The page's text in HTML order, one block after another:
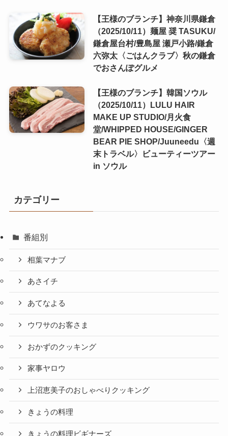
【王様のブランチ】神奈川県鎌倉
（2025/10/11）麺屋 奨 TASUKU/
鎌倉屋台村/豊島屋 瀬戸小路/鎌倉
六弥太〈ごはんクラブ〉秋の鎌倉
でおさんぽグルメ
【王様のブランチ】韓国ソウル
（2025/10/11）LULU HAIR
MAKE UP STUDIO/月火食
堂/WHIPPED HOUSE/GINGER
BEAR PIE SHOP/Juuneedu〈週
末トラベル〉ビューティーツアー
in ソウル
カテゴリー
番組別
相葉マナブ
あさイチ
あてなよる
ウワサのお客さま
おかずのクッキング
家事ヤロウ
上沼恵美子のおしゃべりクッキング
きょうの料理
きょうの料理ビギナーズ